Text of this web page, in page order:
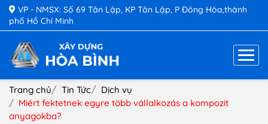
VP - NMSX: Số 69 Tân Lập, KP Tân Lập, P Đông Hòa,thành
phố Hồ Chí Minh
Trang chủ Tin Tức
Dịch vụ
Miért fektetnek egyre több vállalkozás a kompozit
anyagokba?